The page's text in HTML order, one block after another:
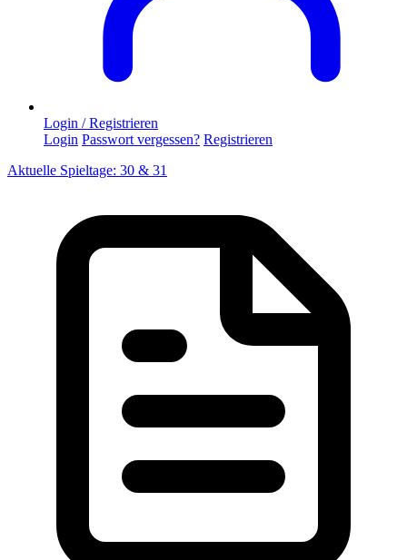
Login / Registrieren
Login Passwort vergessen? Registrieren
Aktuelle Spieltage: 30 & 31